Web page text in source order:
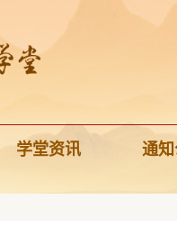
学堂资讯 通